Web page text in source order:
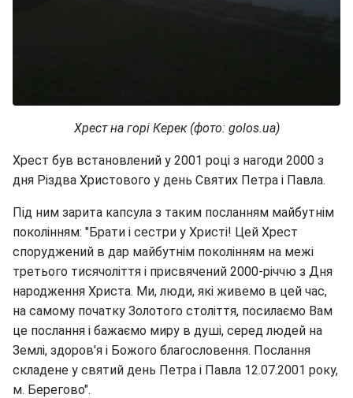
Хрест на горі Керек (фото: golos.ua)
Хрест був встановлений у 2001 році з нагоди 2000 з
дня Різдва Христового у день Святих Петра і Павла.
Під ним зарита капсула з таким посланням майбутнім
поколінням: "Брати і сестри у Христі! Цей Хрест
споруджений в дар майбутнім поколінням на межі
третього тисячоліття і присвячений 2000-річчю з Дня
народження Христа. Ми, люди, які живемо в цей час,
на самому початку Золотого століття, посилаємо Вам
це послання і бажаємо миру в душі, серед людей на
Землі, здоров'я і Божого благословення. Послання
складене у святий день Петра і Павла 12.07.2001 року,
м. Берегово".